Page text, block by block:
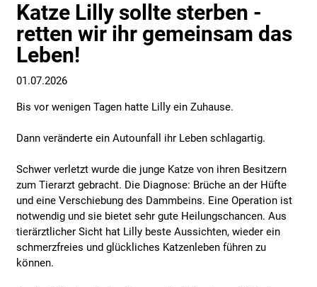
Katze Lilly sollte sterben -
retten wir ihr gemeinsam das
Leben!
01.07.2026
Bis vor wenigen Tagen hatte Lilly ein Zuhause.
Dann veränderte ein Autounfall ihr Leben schlagartig.
Schwer verletzt wurde die junge Katze von ihren Besitzern
zum Tierarzt gebracht. Die Diagnose: Brüche an der Hüfte
und eine Verschiebung des Dammbeins. Eine Operation ist
notwendig und sie bietet sehr gute Heilungschancen. Aus
tierärztlicher Sicht hat Lilly beste Aussichten, wieder ein
schmerzfreies und glückliches Katzenleben führen zu
können.